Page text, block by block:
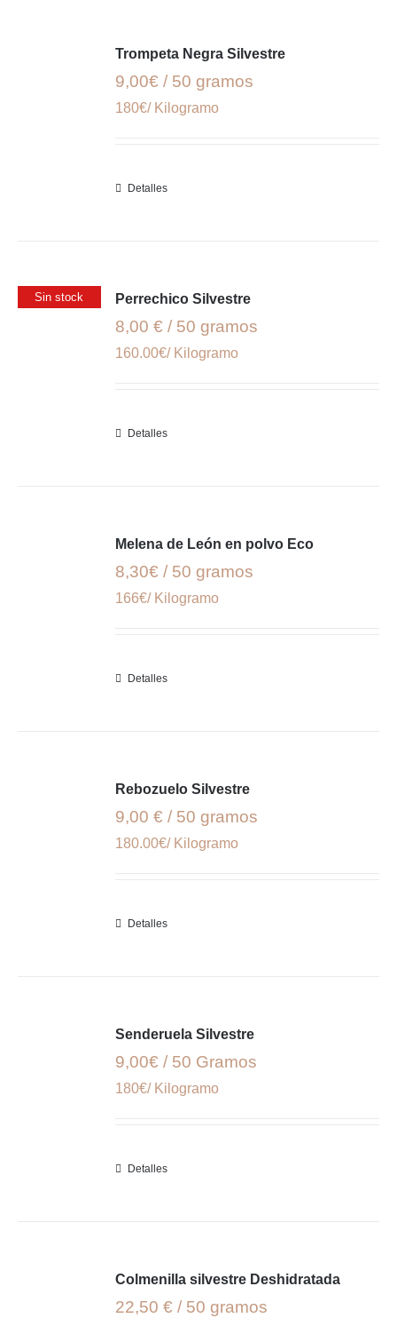
Trompeta Negra Silvestre
9,00€ / 50 gramos
180€/ Kilogramo
Detalles
Sin stock Perrechico Silvestre
8,00 € / 50 gramos
160.00€/ Kilogramo
Detalles
Melena de León en polvo Eco
8,30€ / 50 gramos
166€/ Kilogramo
Detalles
Rebozuelo Silvestre
9,00 € / 50 gramos
180.00€/ Kilogramo
Detalles
Senderuela Silvestre
9,00€ / 50 Gramos
180€/ Kilogramo
Detalles
Colmenilla silvestre Deshidratada
22,50 € / 50 gramos